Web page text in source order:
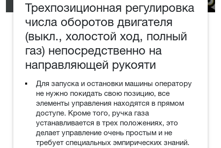
Трехпозиционная регулировка
числа оборотов двигателя
(выкл., холостой ход, полный
газ) непосредственно на
направляющей рукояти
Для запуска и остановки машины оператору
не нужно покидать свою позицию, все
элементы управления находятся в прямом
доступе. Кроме того, ручка газа
устанавливается в трех положениях, это
делает управление очень простым и не
требует специальных эмпирических знаний.